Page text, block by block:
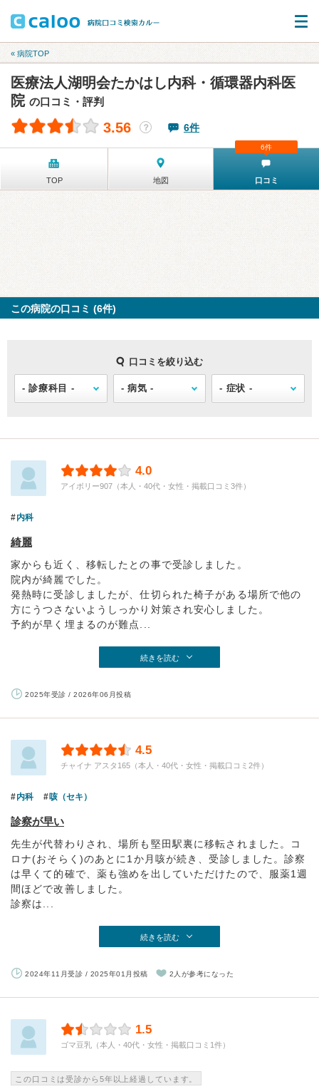
« 病院TOP
医療法人湖明会たかはし内科・循環器内科医
院 の口コミ・評判
3.56 ？ 6件
TOP 地図 口コミ
6件
この病院の口コミ (6件)
口コミを絞り込む
4.0
アイボリー907（本人・40代・女性・掲載口コミ3件）
内科
綺麗
家からも近く、移転したとの事で受診しました。
院内が綺麗でした。
発熱時に受診しましたが、仕切られた椅子がある場所で他の
方にうつさないようしっかり対策され安心しました。
予約が早く埋まるのが難点...
続きを読む
2025年受診 / 2026年06月投稿
4.5
チャイナ アスタ165（本人・40代・女性・掲載口コミ2件）
内科 咳（セキ）
診察が早い
先生が代替わりされ、場所も堅田駅裏に移転されました。コ
ロナ(おそらく)のあとに1か月咳が続き、受診しました。診察
は早くて的確で、薬も強めを出していただけたので、服薬1週
間ほどで改善しました。
診察は...
続きを読む
2024年11月受診 / 2025年01月投稿 2人が参考になった
1.5
ゴマ豆乳（本人・40代・女性・掲載口コミ1件）
この口コミは受診から5年以上経過しています。